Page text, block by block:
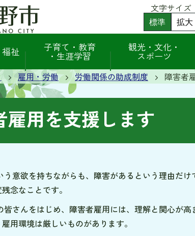
文字サイズ
標準
初
期
態
）
拡大
態
）
祉 子育て・教育
・生涯学習
観光・文化・
スポーツ
雇用・労働 労働関係の助成制度 障害者
雇用を支援します
う意欲を持ちながらも、障害があるという理由だ
念なことです。
皆さんをはじめ、障害者雇用には、理解と関心が
用環境は厳しいものがあります。